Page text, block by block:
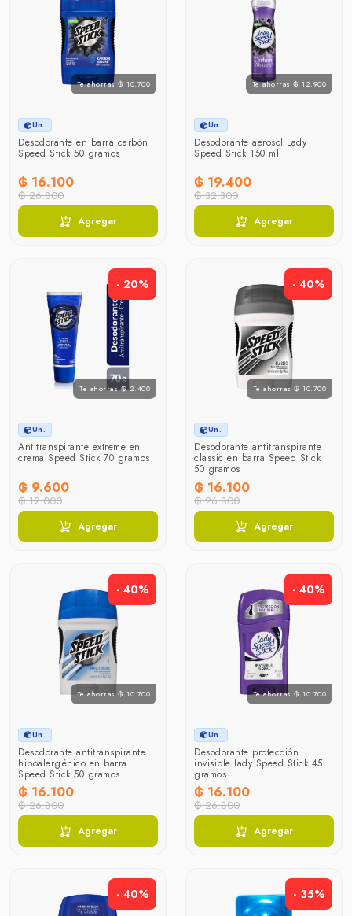
Te ahorras ₲ 10.700
Un.
Desodorante en barra carbón
Speed Stick 50 gramos
₲ 16.100
₲ 26.800
Agregar
Te ahorras ₲ 12.900
Un.
Desodorante aerosol Lady
Speed Stick 150 ml
₲ 19.400
₲ 32.300
Agregar
Te ahorras ₲ 2.400
- 20%
Un.
Antitranspirante extreme en
crema Speed Stick 70 gramos
₲ 9.600
₲ 12.000
Agregar
Te ahorras ₲ 10.700
- 40%
Un.
Desodorante antitranspirante
classic en barra Speed Stick
50 gramos
₲ 16.100
₲ 26.800
Agregar
Te ahorras ₲ 10.700
- 40%
Un.
Desodorante antitranspirante
hipoalergénico en barra
Speed Stick 50 gramos
₲ 16.100
₲ 26.800
Agregar
Te ahorras ₲ 10.700
- 40%
Un.
Desodorante protección
invisible lady Speed Stick 45
gramos
₲ 16.100
₲ 26.800
Agregar
- 40% - 35%